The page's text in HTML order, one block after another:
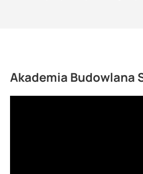
Akademia Budowlana